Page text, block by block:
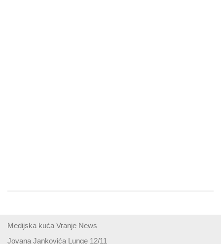
Medijska kuća Vranje News
Jovana Jankovića Lunge 12/11